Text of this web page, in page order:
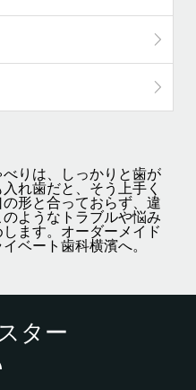
りは、しっかりと歯が
れ歯だと、そう上手く
形と合っておらず、違
ようなトラブルや悩み
ます。オーダーメイド
ベート歯科横濱へ。
ター